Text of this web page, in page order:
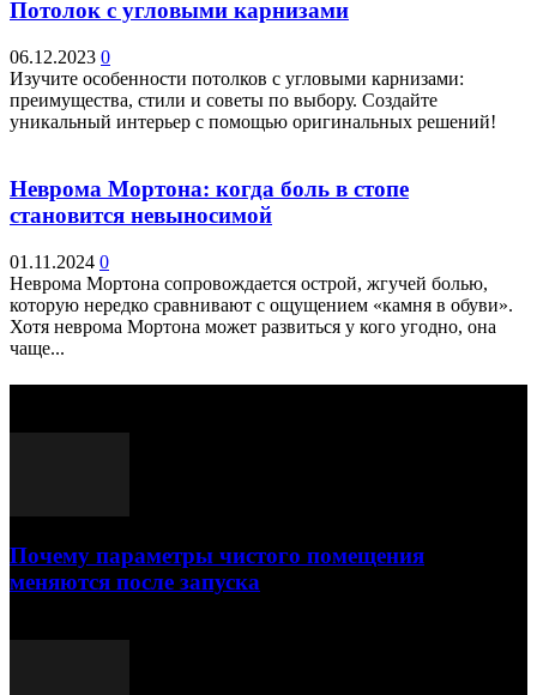
Потолок с угловыми карнизами
06.12.2023 0
Изучите особенности потолков с угловыми карнизами:
преимущества, стили и советы по выбору. Создайте
уникальный интерьер с помощью оригинальных решений!
Неврома Мортона: когда боль в стопе
становится невыносимой
01.11.2024 0
Неврома Мортона сопровождается острой, жгучей болью,
которую нередко сравнивают с ощущением «камня в обуви».
Хотя неврома Мортона может развиться у кого угодно, она
чаще...
Почему параметры чистого помещения
меняются после запуска